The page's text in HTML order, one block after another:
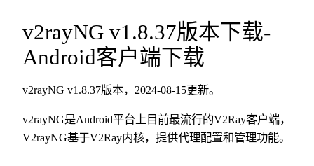
v2rayNG v1.8.37版本下载-
Android客户端下载
v2rayNG v1.8.37版本，2024-08-15更新。
v2rayNG是Android平台上目前最流行的V2Ray客户端，
V2rayNG基于V2Ray内核，提供代理配置和管理功能。